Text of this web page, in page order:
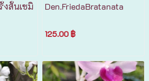
งสั้นเซมิ
Den.FriedaBratanata
125.00 ฿